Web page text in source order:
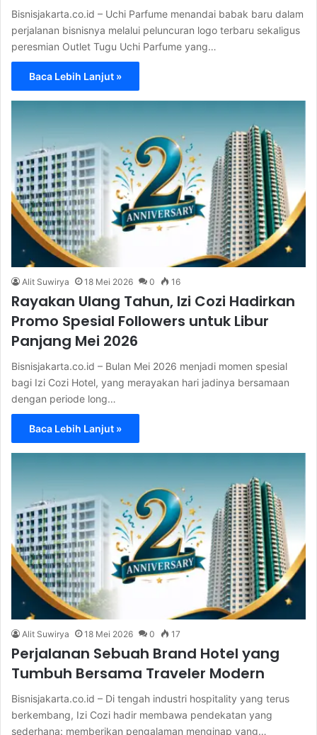
Bisnisjakarta.co.id – Uchi Parfume menandai babak baru dalam
perjalanan bisnisnya melalui peluncuran logo terbaru sekaligus
peresmian Outlet Tugu Uchi Parfume yang…
Baca Lebih Lanjut »
Alit Suwirya 18 Mei 2026 0 16
Rayakan Ulang Tahun, Izi Cozi Hadirkan
Promo Spesial Followers untuk Libur
Panjang Mei 2026
Bisnisjakarta.co.id – Bulan Mei 2026 menjadi momen spesial
bagi Izi Cozi Hotel, yang merayakan hari jadinya bersamaan
dengan periode long…
Baca Lebih Lanjut »
Alit Suwirya 18 Mei 2026 0 17
Perjalanan Sebuah Brand Hotel yang
Tumbuh Bersama Traveler Modern
Bisnisjakarta.co.id – Di tengah industri hospitality yang terus
berkembang, Izi Cozi hadir membawa pendekatan yang
sederhana: memberikan pengalaman menginap yang…